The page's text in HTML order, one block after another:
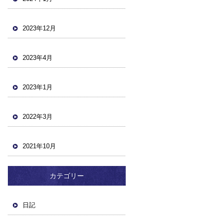
2023年12月
2023年4月
2023年1月
2022年3月
2021年10月
カテゴリー
日記